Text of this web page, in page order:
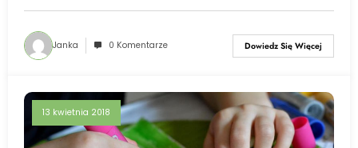
Janka 0 Komentarze Dowiedz Się Więcej
13 kwietnia 2018